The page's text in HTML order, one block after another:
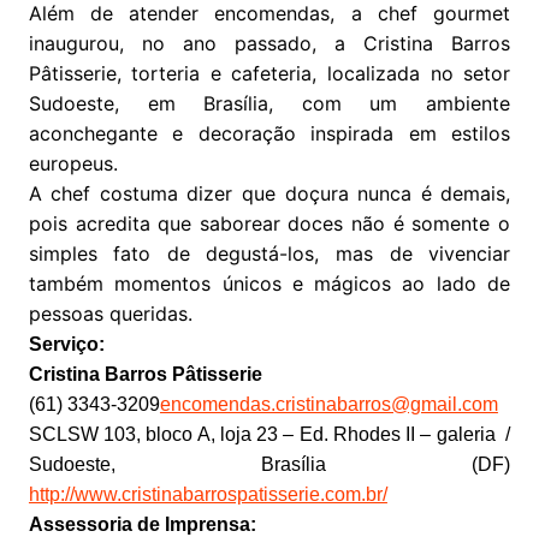
Além de atender encomendas, a chef gourmet
inaugurou, no ano passado, a Cristina Barros
Pâtisserie, torteria e cafeteria, localizada no setor
Sudoeste, em Brasília, com um ambiente
aconchegante e decoração inspirada em estilos
europeus.
A chef costuma dizer que doçura nunca é demais,
pois acredita que saborear doces não é somente o
simples fato de degustá-los, mas de vivenciar
também momentos únicos e mágicos ao lado de
pessoas queridas.
Serviço:
Cristina Barros Pâtisserie
(61) 3343-3209encomendas.cristinabarros@gmail.com
SCLSW 103, bloco A, loja 23 – Ed. Rhodes II – galeria /
Sudoeste, Brasília (DF)
http://www.cristinabarrospatisserie.com.br/
Assessoria de Imprensa: